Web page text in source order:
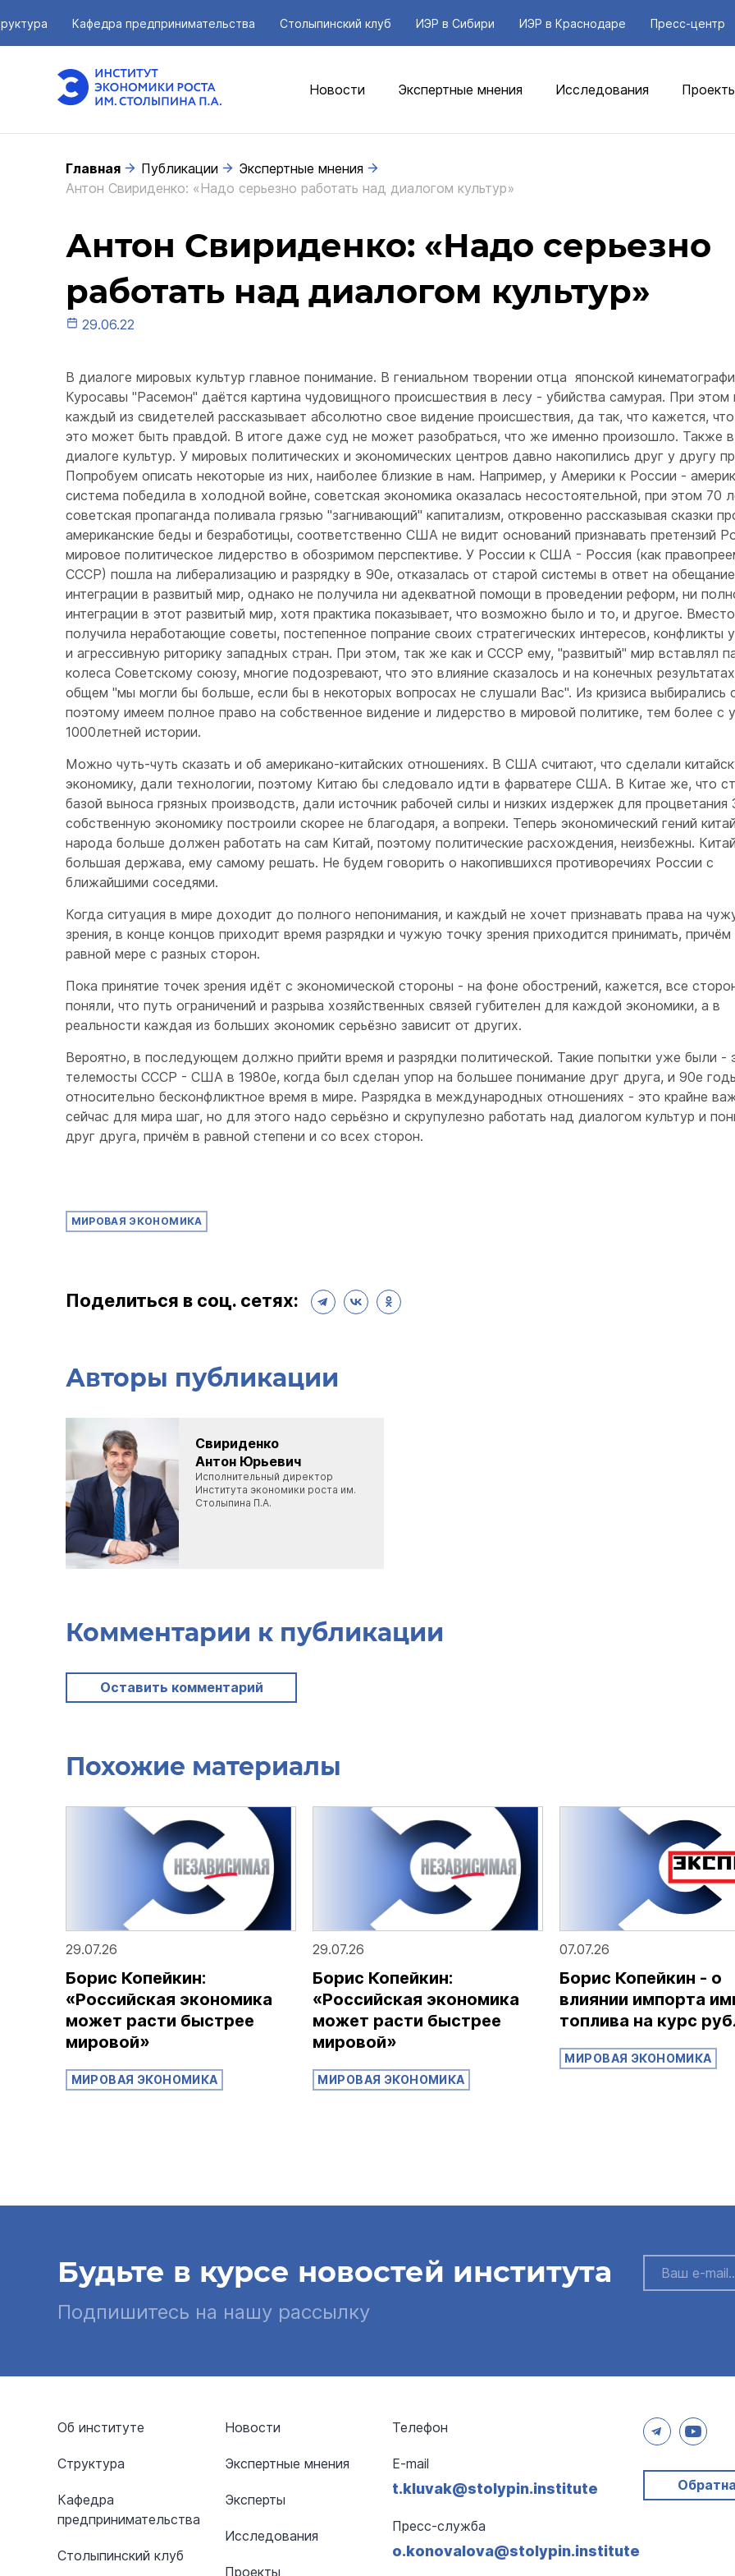
Кафедра предпринимательства Столыпинский клуб ИЭР в Сибири ИЭР в Краснодаре Пресс-центр
Новости Экспертные мнения Исследования
Главная Публикации
Экспертные мнения
Антон Свириденко: «Надо серьезно работать над диалогом культур»
Антон Свириденко: «Надо серьезно
работать над диалогом культур»
29.06.22
В диалоге мировых культур главное понимание. В гениальном творении отца японской кинематографи
Куросавы "Расемон" даётся картина чудовищного происшествия в лесу - убийства самурая. При этом
каждый из свидетелей рассказывает абсолютно свое видение происшествия, да так, что кажется,
это может быть правдой. В итоге даже суд не может разобраться, что же именно произошло. Также в
диалоге культур. У мировых политических и экономических центров давно накопились друг у другу
Попробуем описать некоторые из них, наиболее близкие в нам. Например, у Америки к России -
система победила в холодной войне, советская экономика оказалась несостоятельной, при этом 70
советская пропаганда поливала грязью "загнивающий" капитализм, откровенно рассказывая сказки
американские беды и безработицы, соответственно США не видит оснований признавать претензий
мировое политическое лидерство в обозримом перспективе. У России к США - Россия (как
СССР) пошла на либерализацию и разрядку в 90е, отказалась от старой системы в ответ на обещание
интеграции в развитый мир, однако не получила ни адекватной помощи в проведении реформ, ни
интеграции в этот развитый мир, хотя практика показывает, что возможно было и то, и другое.
получила неработающие советы, постепенное попрание своих стратегических интересов, конфликты
и агрессивную риторику западных стран. При этом, так же как и СССР ему, "развитый" мир вставлял
колеса Советскому союзу, многие подозревают, что это влияние сказалось и на конечных
общем "мы могли бы больше, если бы в некоторых вопросах не слушали Вас". Из кризиса выбирались
поэтому имеем полное право на собственное видение и лидерство в мировой политике, тем более с
1000летней истории.
Можно чуть-чуть сказать и об американо-китайских отношениях. В США считают, что сделали
экономику, дали технологии, поэтому Китаю бы следовало идти в фарватере США. В Китае же, что
базой выноса грязных производств, дали источник рабочей силы и низких издержек для процветания
собственную экономику построили скорее не благодаря, а вопреки. Теперь экономический гений
народа больше должен работать на сам Китай, поэтому политические расхождения, неизбежны. Китай
большая держава, ему самому решать. Не будем говорить о накопившихся противоречиях России с
ближайшими соседями.
Когда ситуация в мире доходит до полного непонимания, и каждый не хочет признавать права на
зрения, в конце концов приходит время разрядки и чужую точку зрения приходится принимать, причём
равной мере с разных сторон.
Пока принятие точек зрения идёт с экономической стороны - на фоне обострений, кажется, все
поняли, что путь ограничений и разрыва хозяйственных связей губителен для каждой экономики, а в
реальности каждая из больших экономик серьёзно зависит от других.
Вероятно, в последующем должно прийти время и разрядки политической. Такие попытки уже были -
телемосты СССР - США в 1980е, когда был сделан упор на большее понимание друг друга, и 90е
относительно бесконфликтное время в мире. Разрядка в международных отношениях - это крайне
сейчас для мира шаг, но для этого надо серьёзно и скрупулезно работать над диалогом культур и
друг друга, причём в равной степени и со всех сторон.
МИРОВАЯ ЭКОНОМИКА
Поделиться в соц. сетях:
Авторы публикации
Свириденко
Антон Юрьевич
Исполнительный директор
Института экономики роста им.
Столыпина П.А.
Комментарии к публикации
Оставить комментарий
Похожие материалы
29.07.26
Борис Копейкин:
«Российская экономика
может расти быстрее
мировой»
МИРОВАЯ ЭКОНОМИКА
29.07.26
Борис Копейкин:
«Российская экономика
может расти быстрее
мировой»
МИРОВАЯ ЭКОНОМИКА
07.07.26
Борис Копейкин - о
влиянии импорта
топлива на курс
МИРОВАЯ ЭКОНОМИКА
Будьте в курсе новостей института
Подпишитесь на нашу рассылку
Об институте
Структура
Кафедра
предпринимательства
Столыпинский клуб
Новости
Экспертные мнения
Эксперты
Исследования
Проекты
Телефон
E-mail
t.kluvak@stolypin.institute
Пресс-служба
o.konovalova@stolypin.institute